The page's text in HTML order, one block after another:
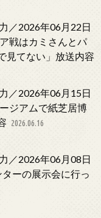
／2026年06月22日
戦はカミさんとパ
見てない」放送内容
／2026年06月15日
ジアムで紙芝居博
2026.06.16
／2026年06月08日
ーの展示会に行っ